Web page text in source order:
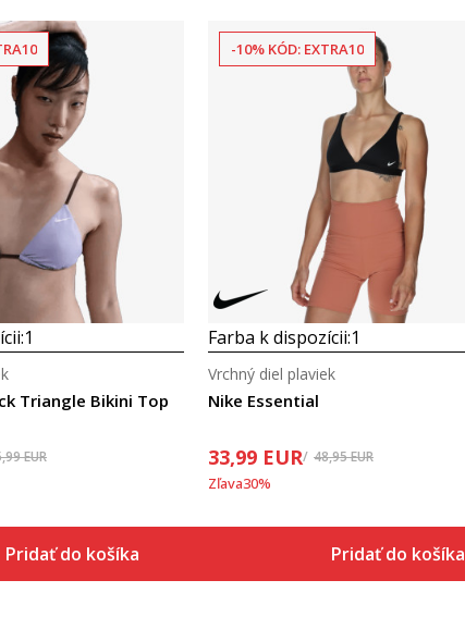
1
Triangle Bikini Top
EUR
Pridať do košíka
Porovnaj
-10% KÓD: EXTRA10
Farba k dispozícii:1
Nike Essential
Vrchný diel plaviek
33,99 EUR 48,95EUR
Zľava30%
Pridať do košíka